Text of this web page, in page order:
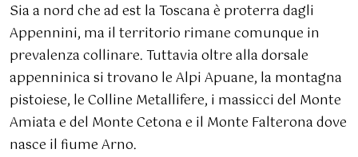
Sia a nord che ad est la Toscana è proterra dagli
Appennini, ma il territorio rimane comunque in
prevalenza collinare. Tuttavia oltre alla dorsale
appenninica si trovano le Alpi Apuane, la montagna
pistoiese, le Colline Metallifere, i massicci del Monte
Amiata e del Monte Cetona e il Monte Falterona dove
nasce il fiume Arno.